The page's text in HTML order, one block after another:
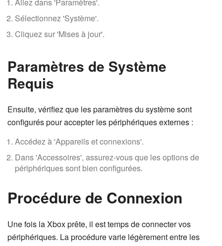
Sélectionnez 'Système'.
Cliquez sur 'Mises à jour'.
Paramètres de Système
Requis
Ensuite, vérifiez que les paramètres du système sont
configurés pour accepter les périphériques externes :
Accédez à 'Appareils et connexions'.
Dans 'Accessoires', assurez-vous que les options de
périphériques sont bien configurées.
Procédure de Connexion
Une fois la Xbox prête, il est temps de connecter vos
périphériques. La procédure varie légèrement entre les